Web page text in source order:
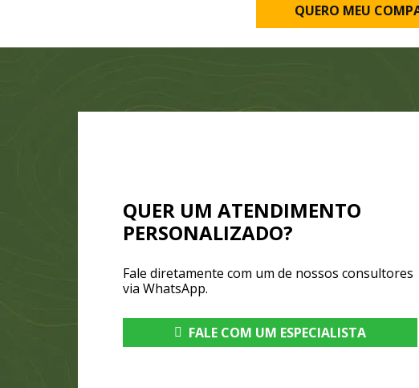
QUERO MEU
QUER UM ATENDIMENTO
PERSONALIZADO?
Fale diretamente com um de nossos consultores
via WhatsApp.
FALE COM UM ESPECIALISTA